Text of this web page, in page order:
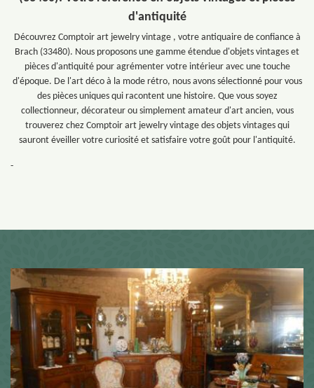
d'antiquité
Découvrez Comptoir art jewelry vintage , votre antiquaire de confiance à
Brach (33480). Nous proposons une gamme étendue d'objets vintages et
pièces d'antiquité pour agrémenter votre intérieur avec une touche
d'époque. De l'art déco à la mode rétro, nous avons sélectionné pour vous
des pièces uniques qui racontent une histoire. Que vous soyez
collectionneur, décorateur ou simplement amateur d'art ancien, vous
trouverez chez Comptoir art jewelry vintage des objets vintages qui
sauront éveiller votre curiosité et satisfaire votre goût pour l'antiquité.
-